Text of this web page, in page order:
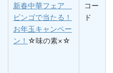
新春中華フェア
ビンゴで当たる！
お年玉キャンペー
ン！ ☆味の素×☆
コー
ド